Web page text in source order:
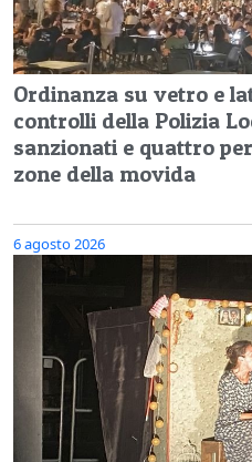
Ordinanza su vetro e
controlli della Polizia
sanzionati e quattro
zone della movida
6 agosto 2026